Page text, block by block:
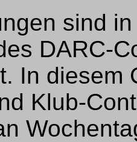
sind
DARC-
In diesem
Klub-